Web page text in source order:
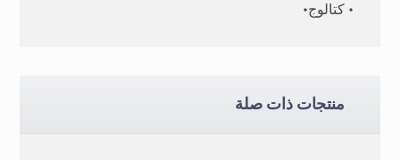
• كتالوج•
منتجات ذات صلة